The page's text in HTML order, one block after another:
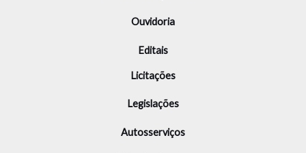
Ouvidoria
Editais
Licitações
Legislações
Autosserviços